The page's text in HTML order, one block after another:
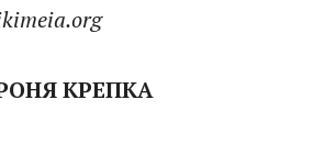
КРЕПКА